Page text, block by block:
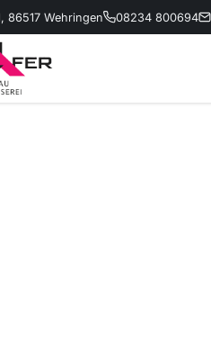
86517 Wehringen 08234 800694